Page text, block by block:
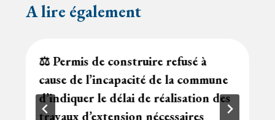
A lire également
⚖️ Permis de construire refusé à
cause de l’incapacité de la commune
d’indiquer le délai de réalisation des
travaux d’extension nécessaires